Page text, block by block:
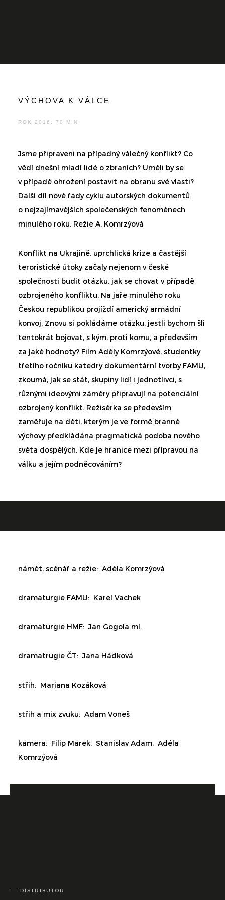
VÝCHOVA K VÁLCE
ROK 2016, 70 MIN
Jsme připraveni na případný válečný konflikt? Co
vědí dnešní mladí lidé o zbraních? Uměli by se
v případě ohrožení postavit na obranu své vlasti?
Další díl nové řady cyklu autorských dokumentů
o nejzajímavějších společenských fenoménech
minulého roku. Režie A. Komrzýová
Konflikt na Ukrajině, uprchlická krize a častější
teroristické útoky začaly nejenom v české
společnosti budit otázku, jak se chovat v případě
ozbrojeného konfliktu. Na jaře minulého roku
Českou republikou projíždí americký armádní
konvoj. Znovu si pokládáme otázku, jestli bychom šli
tentokrát bojovat, s kým, proti komu, a především
za jaké hodnoty? Film Adély Komrzýové, studentky
třetího ročníku katedry dokumentární tvorby FAMU,
zkoumá, jak se stát, skupiny lidí i jednotlivci, s
různými ideovými záměry připravují na potenciální
ozbrojený konflikt. Režisérka se především
zaměřuje na děti, kterým je ve formě branné
výchovy předkládána pragmatická podoba nového
světa dospělých. Kde je hranice mezi přípravou na
válku a jejím podněcováním?
námět, scénář a režie: Adéla Komrzýová
dramaturgie FAMU: Karel Vachek
dramaturgie HMF:Jan Gogola ml.
dramatrugie ČT:Jana Hádková
střih: Mariana Kozáková
střih a mix zvuku: Adam Voneš
kamera: Filip Marek, Stanislav Adam, Adéla
Komrzýová
DISTRIBUTOR